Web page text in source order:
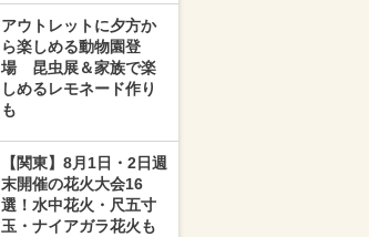
アウトレットに夕方か
ら楽しめる動物園登
場 昆虫展＆家族で楽
しめるレモネード作り
も
【関東】8月1日・2日週
末開催の花火大会16
選！水中花火・尺五寸
玉・ナイアガラ花火も